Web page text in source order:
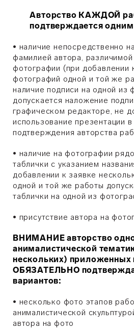
Авторство КАЖДОЙ
подтверждается
• наличие непосредственно
фамилией автора,
фотографии (при добавлении
фотографий одной и той же
наличие подписи на одной из
допускается наложение
графическом редакторе, не
использование презентации в
подтверждения авторства
• наличие на фотографии
таблички с указанием
добавлении к заявке
одной и той же работы
таблички на одной из
• присутствие автора на
ВНИМАНИЕавторство
анималистической
нескольких) приложенных
ОБЯЗАТЕЛЬНО
вариантов:
• несколько фото этапов
анималистической
автора на фото